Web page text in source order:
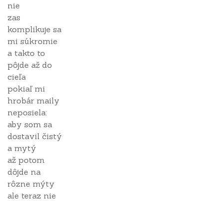
nie
zas
komplikuje sa
mi súkromie
a takto to
pôjde až do
cieľa
pokiaľ mi
hrobár maily
neposiela:
aby som sa
dostavil čistý
a mytý
až potom
dôjde na
rôzne mýty
ale teraz nie